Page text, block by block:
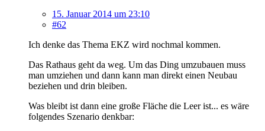
15. Januar 2014 um 23:10
#62
Ich denke das Thema EKZ wird nochmal kommen.
Das Rathaus geht da weg. Um das Ding umzubauen muss
man umziehen und dann kann man direkt einen Neubau
beziehen und drin bleiben.
Was bleibt ist dann eine große Fläche die Leer ist... es wäre
folgendes Szenario denkbar: